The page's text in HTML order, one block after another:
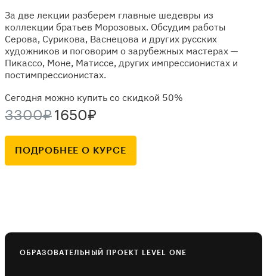
За две лекции разберем главные шедевры из
коллекции братьев Морозовых. Обсудим работы
Серова, Сурикова, Васнецова и других русских
художников и поговорим о зарубежных мастерах —
Пикассо, Моне, Матиссе, других импрессионистах и
постимпрессионистах.
Сегодня можно купить со скидкой 50%
3300₽ 1650₽
ПОДРОБНЕЕ О КУРСЕ
ОБРАЗОВАТЕЛЬНЫЙ ПРОЕКТ LEVEL ONE